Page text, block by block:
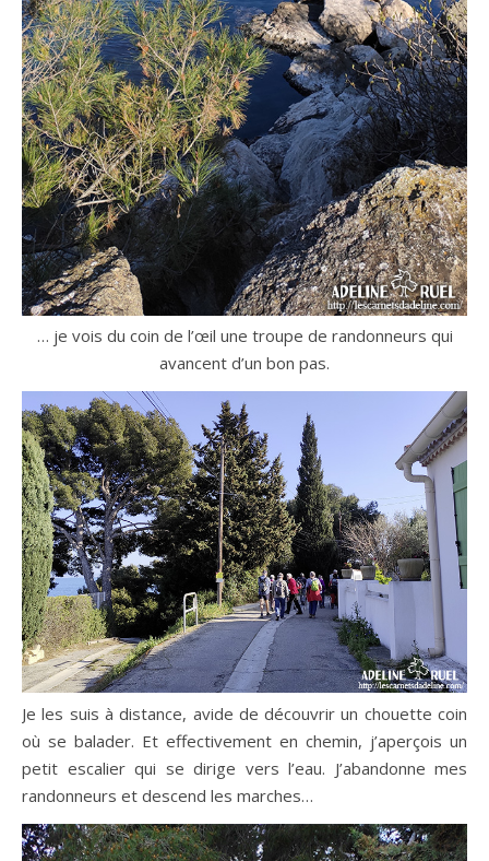
… je vois du coin de l’œil une troupe de randonneurs qui
avancent d’un bon pas.
Je les suis à distance, avide de découvrir un chouette coin
où se balader. Et effectivement en chemin, j’aperçois un
petit escalier qui se dirige vers l’eau. J’abandonne mes
randonneurs et descend les marches…